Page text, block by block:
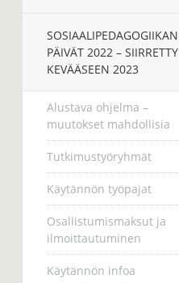
SOSIAALIPEDAGOGIIKAN
PÄIVÄT 2022 – SIIRRETTY
KEVÄÄSEEN 2023
Alustava ohjelma –
muutokset mahdollisia
Tutkimustyöryhmät
Käytännön työpajat
Osallistumismaksut ja
ilmoittautuminen
Käytännön infoa